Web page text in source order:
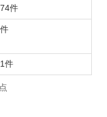
件
件